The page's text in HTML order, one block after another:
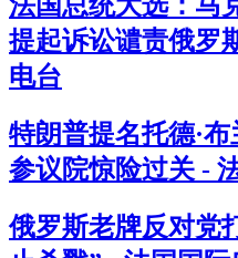
提起诉讼谴责俄罗
电台
特朗普提名托德·
参议院惊险过关 -
俄罗斯老牌反对党